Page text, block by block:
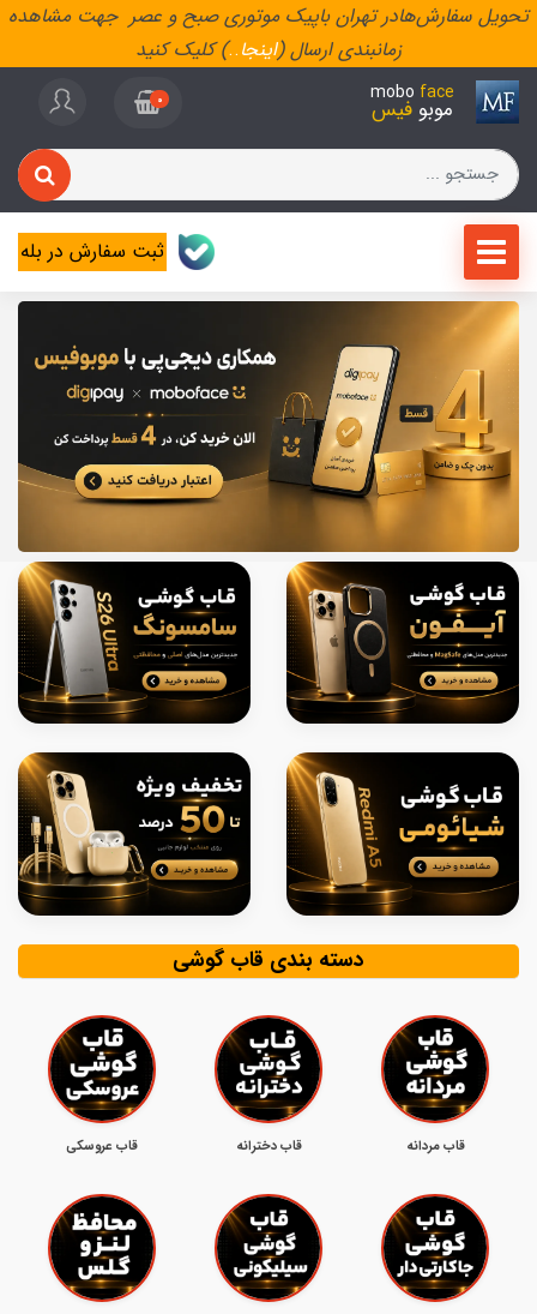
تحویل سفارش‌هادر تهران باپیک موتوری صبح و عصر جهت مشاهده
زمانبندی ارسال (اینجا..) کلیک کنید
mobo face
موبو فیس 0
ثبت سفارش در بله
دسته بندی قاب گوشی
قاب مردانه قاب دخترانه قاب عروسکی